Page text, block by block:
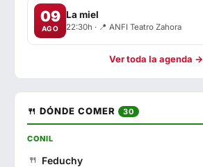
09
AGO
La miel
22:30h · 📍 ANFI Teatro Zahora
Ver toda la agenda →
🍴 DÓNDE COMER 30
CONIL
Feduchy